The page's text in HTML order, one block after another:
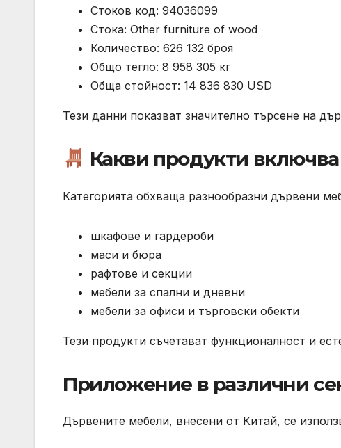
Стоков код: 94036099
Стока: Other furniture of wood
Количество: 626 132 броя
Общо тегло: 8 958 305 кг
Обща стойност: 14 836 830 USD
Тези данни показват значително търсене на
Какви продукти включва
Категорията обхваща разнообразни дървени
шкафове и гардероби
маси и бюра
рафтове и секции
мебели за спални и дневни
мебели за офиси и търговски обекти
Тези продукти съчетават функционалност и
Приложение в различни
Дървените мебели, внесени от Китай, се